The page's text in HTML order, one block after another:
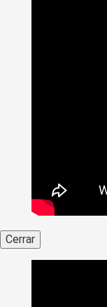
Cerrar